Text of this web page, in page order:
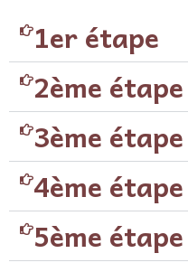
1er étape
2ème étape
3ème étape
4ème étape
5ème étape